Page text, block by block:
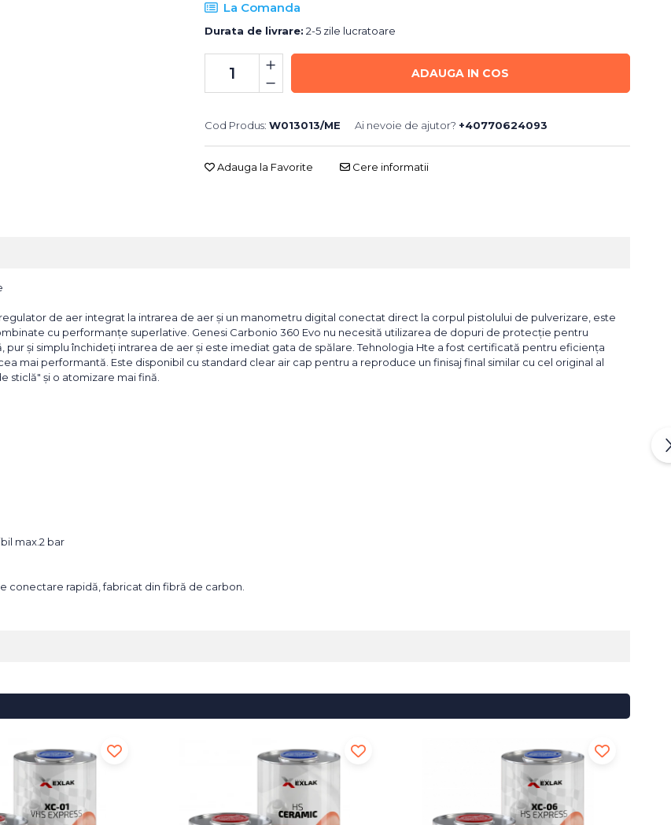
La Comanda
Durata de livrare: 2-5 zile lucratoare
ADAUGA IN COS
Cod Produs: W013013/ME Ai nevoie de ajutor? +40770624093
Adauga la Favorite Cere informatii
de aer integrat la intrarea de aer și un manometru digital conectat direct la corpul pistolului de pulverizare, este
cu performanțe superlative. Genesi Carbonio 360 Evo nu necesită utilizarea de dopuri de protecție pentru
și simplu închideți intrarea de aer și este imediat gata de spălare. Tehnologia Hte a fost certificată pentru eficiența
mai performantă. Este disponibil cu standard clear air cap pentru a reproduce un finisaj final similar cu cel original al
sticlă" și o atomizare mai fină.
max.2 bar
conectare rapidă, fabricat din fibră de carbon.